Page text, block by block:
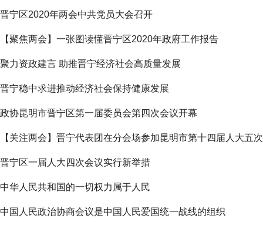
晋宁区2020年两会中共党员大会召开
【聚焦两会】一张图读懂晋宁区2020年政府工作报告
聚力资政建言 助推晋宁经济社会高质量发展
晋宁稳中求进推动经济社会保持健康发展
政协昆明市晋宁区第一届委员会第四次会议开幕
【关注两会】晋宁代表团在分会场参加昆明市第十四届人大五
晋宁区一届人大四次会议实行新举措
中华人民共和国的一切权力属于人民
中国人民政治协商会议是中国人民爱国统一战线的组织